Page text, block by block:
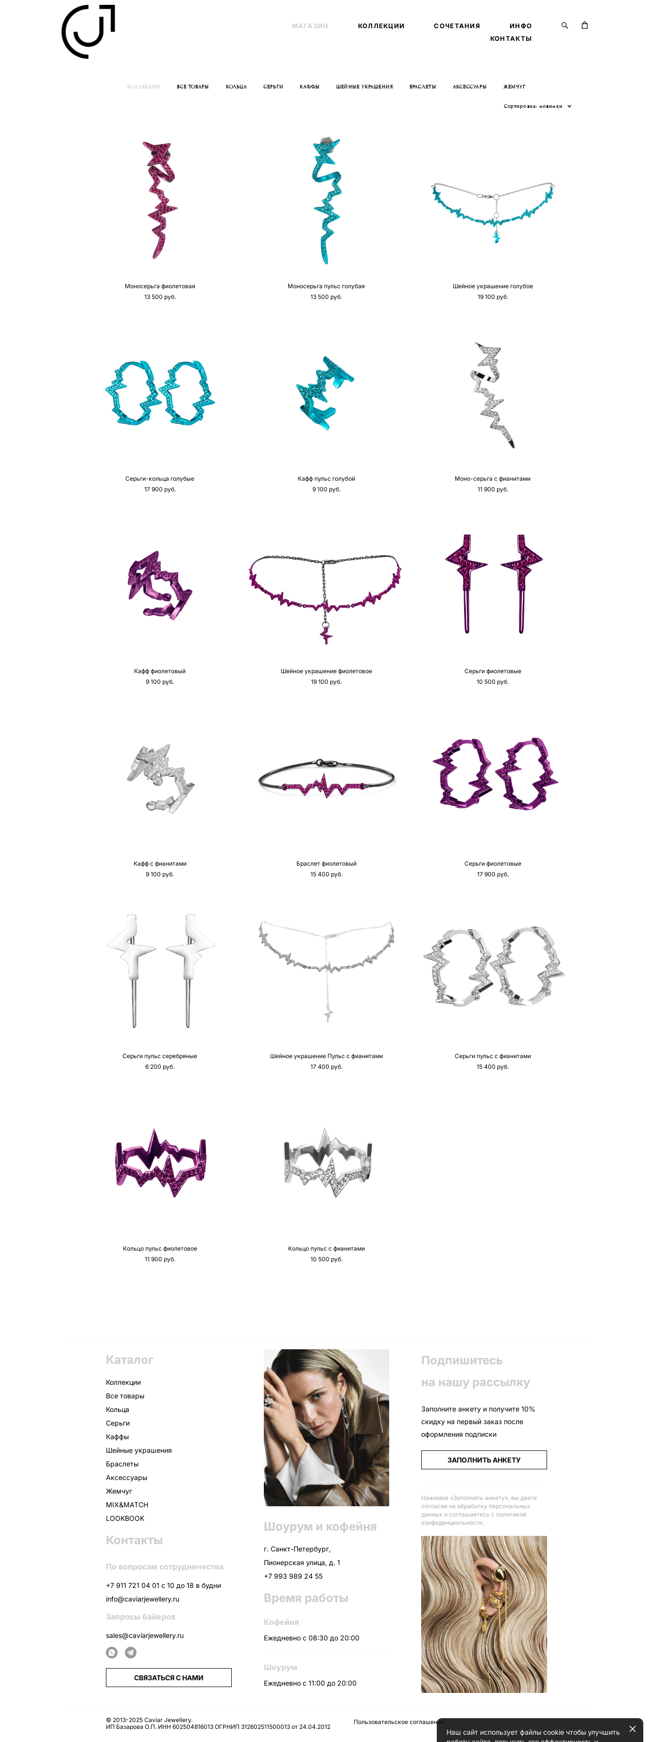
МАГАЗИН КОЛЛЕКЦИИ СОЧЕТАНИЯ
ИНФО
КОНТАКТЫ
МАГАЗИН КОЛЛЕКЦИИ СОЧЕТАНИЯ
ИНФО
КОНТАКТЫ
КОЛЛЕКЦИИ ВСЕ ТОВАРЫ КОЛЬЦА СЕРЬГИ КАФФЫ ШЕЙНЫЕ УКРАШЕНИЯ БРАСЛЕТЫ АКСЕССУАРЫ ЖЕМЧУГ
Сортировка: новинки
Моносерьга фиолетовая
13 500 pуб.
Моносерьга пульс голубая
13 500 pуб.
Шейное украшение голубое
19 100 pуб.
Серьги-кольца голубые
17 900 pуб.
Кафф пульс голубой
9 100 pуб.
Моно-серьга с фианитами
11 900 pуб.
Кафф фиолетовый
9 100 pуб.
Шейное украшение фиолетовое
19 100 pуб.
Серьги фиолетовые
10 500 pуб.
Кафф с фианитами
9 100 pуб.
Браслет фиолетовый
15 400 pуб.
Серьги фиолетовые
17 900 pуб.
Серьги пульс серебряные
6 200 pуб.
Шейное украшение Пульс с фианитами
17 400 pуб.
Серьги пульс с фианитами
15 400 pуб.
Кольцо пульс фиолетовое
11 900 pуб.
Кольцо пульс с фианитами
10 500 pуб.
Каталог
Коллекции
Все товары
Кольца
Серьги
Каффы
Шейные украшения
Браслеты
Аксессуары
Жемчуг
MIX&MATCH
LOOKBOOK
Контакты
По вопросам сотрудничества
+7 911 721 04 01 с 10 до 18 в будни
info@caviarjewellery.ru
Запросы байеров
sales@caviarjewellery.ru
СВЯЗАТЬСЯ С НАМИ
Шоурум и кофейня
г. Санкт-Петербург,
Пионерская улица, д. 1
+7 993 989 24 55
Время работы
Кофейня
Ежедневно с 08:30 до 20:00
Шоурум
Ежедневно с 11:00 до 20:00
Подпишитесь
на нашу рассылку
Заполните анкету и получите 10%
скидку на первый заказ после
оформления подписки
ЗАПОЛНИТЬ АНКЕТУ
Нажимая «Заполнить анкету», вы даете
согласие на обработку персональных
данных и соглашаетесь с политикой
конфиденциальности.
© 2013-2025 Caviar Jewellery.
ИП Базарова О.П. ИНН 602504816013 ОГРНИП 312602511500013 от 24.04.2012
Пользовательское соглашение
Наш сайт использует файлы cookie чтобы улучшить